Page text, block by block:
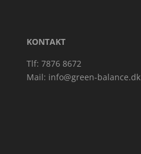
KONTAKT
Tlf: 7876 8672
Mail: info@green-balance.dk